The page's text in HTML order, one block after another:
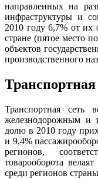
направленных на
инфраструктуры и
2010 году 6,7% от
стране (пятое место
объектов
производственного
Транспортная
Транспортная сеть
железнодорожным и
долю в 2010 году
и 9,4%
регионов,
товарооборота
среди регионов